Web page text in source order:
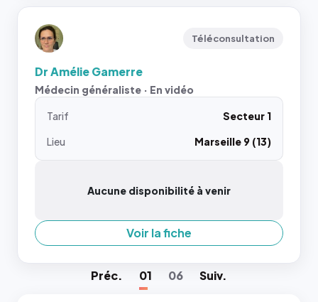
Téléconsultation
Dr Amélie Gamerre
Médecin généraliste · En vidéo
Tarif
Secteur 1
Lieu
Marseille 9 (13)
Aucune disponibilité à venir
Voir la fiche
Préc. 01 06 Suiv.